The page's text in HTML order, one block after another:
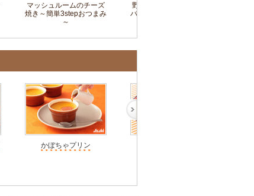
マッシュルームのチーズ
焼き～簡単3stepおつまみ
～
野菜たっぷり焼肉ビビン
バチャーハン～簡単3step
かぼちゃプリン